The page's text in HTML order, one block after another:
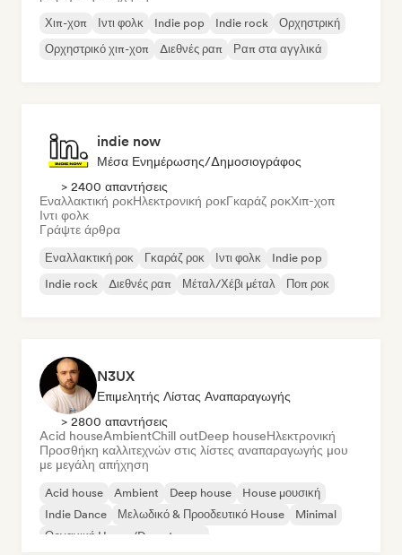
Χιπ-χοπ Ιντι φολκ Indie pop Indie rock
Ορχηστρική
Ορχηστρικό χιπ-χοπ
Διεθνές ραπ Ραπ στα αγγλικά
indie now
Μέσα Ενημέρωσης/Δημοσιογράφος
> 2400 απαντήσεις
Εναλλακτική ροκΗλεκτρονική ροκΓκαράζ ροκΧιπ-χοπ
Ιντι φολκ
Γράψτε άρθρα
Εναλλακτική ροκ Γκαράζ ροκ Ιντι φολκ
Indie pop
Indie rock
Διεθνές ραπ Μέταλ/Χέβι μέταλ Ποπ ροκ
N3UX
Επιμελητής Λίστας Αναπαραγωγής
> 2800 απαντήσεις
Acid houseAmbientChill outDeep houseΗλεκτρονική
Προσθήκη καλλιτεχνών στις λίστες αναπαραγωγής μου
με μεγάλη απήχηση
Acid house Ambient Deep house
House μουσική
Indie Dance
Μελωδικό & Προοδευτικό House
Minimal
Οργανική House/Downtempo